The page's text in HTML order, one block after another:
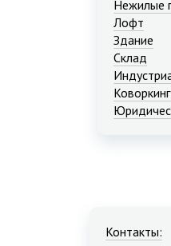
Нежилые
Лофт
Здание
Склад
Контакты: